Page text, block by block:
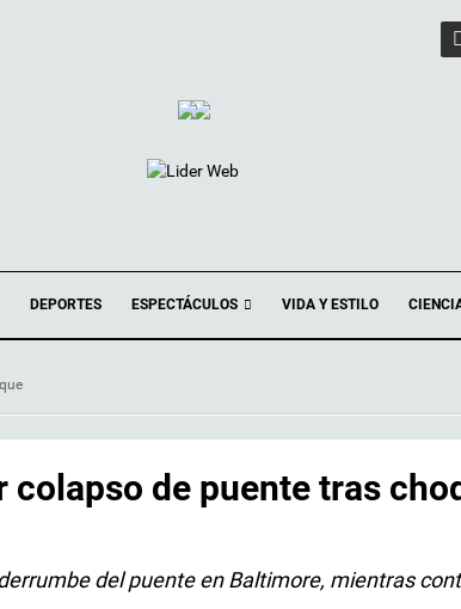
DEPORTES ESPECTÁCULOS VIDA Y ESTILO
de puente tras
del puente en Baltimore, mientras